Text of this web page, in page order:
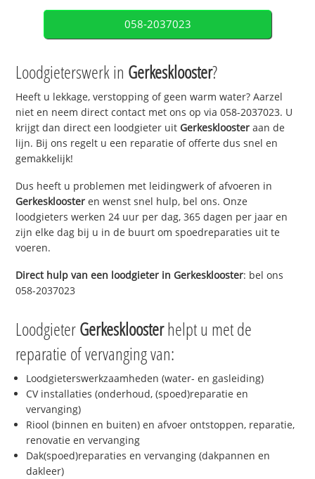
058-2037023
Loodgieterswerk in Gerkesklooster?
Heeft u lekkage, verstopping of geen warm water? Aarzel
niet en neem direct contact met ons op via 058-2037023. U
krijgt dan direct een loodgieter uit Gerkesklooster aan de
lijn. Bij ons regelt u een reparatie of offerte dus snel en
gemakkelijk!
Dus heeft u problemen met leidingwerk of afvoeren in
Gerkesklooster en wenst snel hulp, bel ons. Onze
loodgieters werken 24 uur per dag, 365 dagen per jaar en
zijn elke dag bij u in de buurt om spoedreparaties uit te
voeren.
Direct hulp van een loodgieter in Gerkesklooster: bel ons
058-2037023
LoodgieterGerkeskloosterhelpt u met de
reparatie of vervanging van:
Loodgieterswerkzaamheden (water- en gasleiding)
CV installaties (onderhoud, (spoed)reparatie en
vervanging)
Riool (binnen en buiten) en afvoer ontstoppen, reparatie,
renovatie en vervanging
Dak(spoed)reparaties en vervanging (dakpannen en
dakleer)